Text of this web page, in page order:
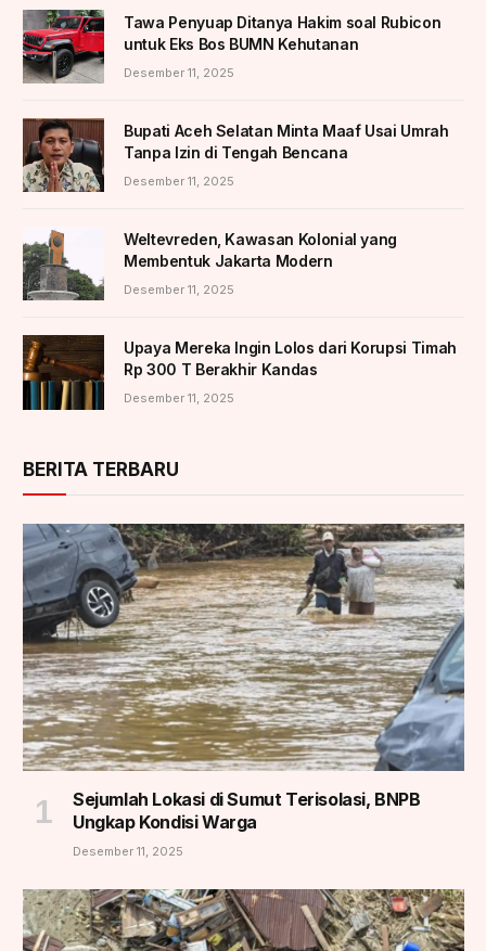
Tawa Penyuap Ditanya Hakim soal Rubicon
untuk Eks Bos BUMN Kehutanan
Desember 11, 2025
Bupati Aceh Selatan Minta Maaf Usai Umrah
Tanpa Izin di Tengah Bencana
Desember 11, 2025
Weltevreden, Kawasan Kolonial yang
Membentuk Jakarta Modern
Desember 11, 2025
Upaya Mereka Ingin Lolos dari Korupsi Timah
Rp 300 T Berakhir Kandas
Desember 11, 2025
BERITA TERBARU
Sejumlah Lokasi di Sumut Terisolasi, BNPB
Ungkap Kondisi Warga
Desember 11, 2025